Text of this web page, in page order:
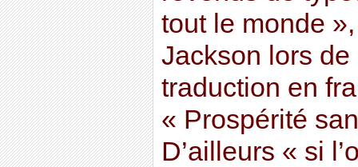
tout le monde
Jackson lors
traduction en
« Prospérité
D’ailleurs « si